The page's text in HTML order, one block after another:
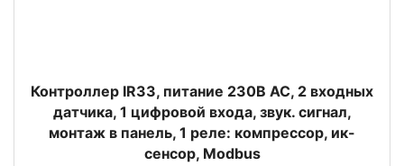
Контроллер IR33, питание 230В АС, 2 входных
датчика, 1 цифровой входа, звук. сигнал,
монтаж в панель, 1 реле: компрессор, ик-
сенсор, Modbus